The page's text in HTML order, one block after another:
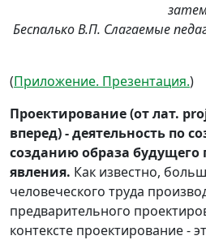
Беспалько В.П. Слагаемые
(Приложение. Презентация.)
Проектирование (от лат.
вперед) - деятельность по
созданию образа будущего
явления. Как известно,
человеческого труда
предварительного
контексте проектирование -